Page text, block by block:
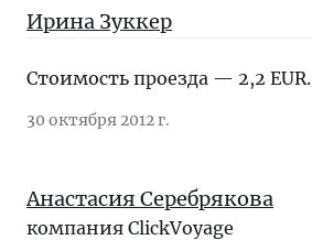
Ирина Зуккер
Стоимость проезда — 2,2 EUR.
30 октября 2012 г.
Анастасия Серебрякова
компания ClickVoyage